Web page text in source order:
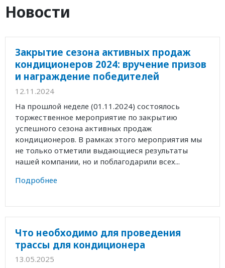
Новости
Закрытие сезона активных продаж
кондиционеров 2024: вручение призов
и награждение победителей
12.11.2024
На прошлой неделе (01.11.2024) состоялось
торжественное мероприятие по закрытию
успешного сезона активных продаж
кондиционеров. В рамках этого мероприятия мы
не только отметили выдающиеся результаты
нашей компании, но и поблагодарили всех...
Подробнее
Что необходимо для проведения
трассы для кондиционера
13.05.2025